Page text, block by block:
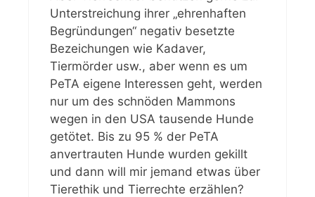
Unterstreichung ihrer „ehrenhaften
Begründungen“ negativ besetzte
Bezeichungen wie Kadaver,
Tiermörder usw., aber wenn es um
PeTA eigene Interessen geht, werden
nur um des schnöden Mammons
wegen in den USA tausende Hunde
getötet. Bis zu 95 % der PeTA
anvertrauten Hunde wurden gekillt
und dann will mir jemand etwas über
Tierethik und Tierrechte erzählen?